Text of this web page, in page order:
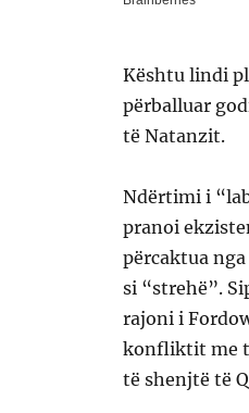
Kështu lindi
përballuar
të Natanzit.
Ndërtimi i
pranoi
përcaktua
si “strehë”.
rajoni i
konfliktit me
të shenjtë të